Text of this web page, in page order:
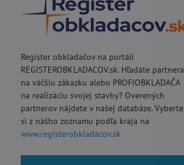
Register obkladačov na portáli
REGISTEROBKLADACOV.sk. Hľadáte partnera
na väčšiu zákazku alebo PROFIOBKLADAČA
na realizáciu svojej stavby? Overených
partnerov nájdete v našej databáze. Vyberte
si z nášho zoznamu podľa kraja na
www.registerobkladacov.sk